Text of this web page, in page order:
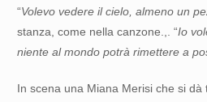
“Volevo vedere il cielo, almeno un
stanza, come nella canzone.,. “Io
niente al mondo potrà rimettere a
In scena una Miana Merisi che si